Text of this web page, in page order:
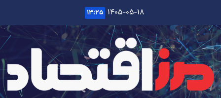
content
۱۴۰۵-۰۵-۱۸ ۱۳:۲۵